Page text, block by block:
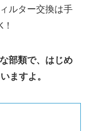
ルター交換は手
部類で、はじめ
ますよ。